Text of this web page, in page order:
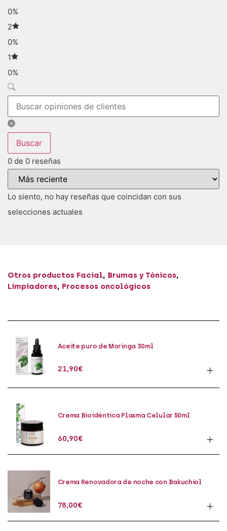
0%
2
0%
1
0%
Buscar
0 de 0 reseñas
Lo siento, no hay reseñas que coincidan con sus
selecciones actuales
Otros productos Facial, Brumas y Tónicos,
Limpiadores, Procesos oncológicos
Aceite puro de Moringa 30ml
21,90€
Crema Bioidéntica Plasma Celular 50ml
60,90€
Crema Renovadora de noche con Bakuchiol
78,00€